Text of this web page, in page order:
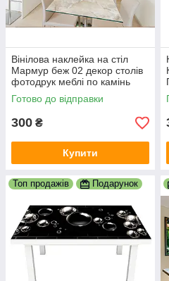
Вінілова наклейка на стіл
Мармур беж 02 декор столів
фотодрук меблі по камінь
мармуровий фон 600х1200
мм
Готово до відправки
300 ₴
Купити
Топ продажів Подарунок